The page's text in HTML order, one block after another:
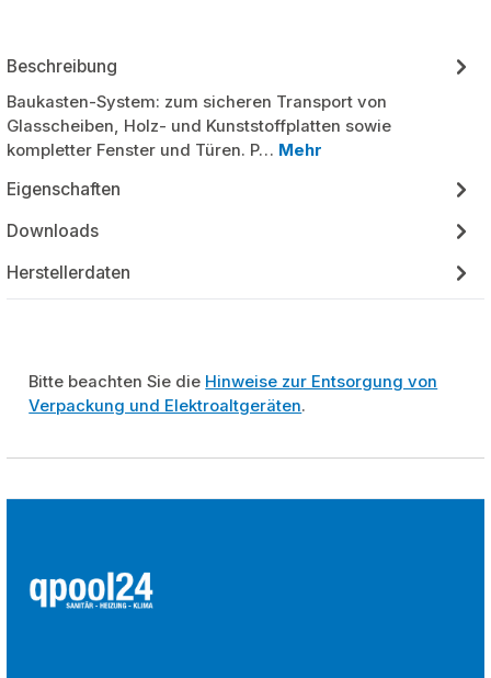
Beschreibung
Baukasten-System: zum sicheren Transport von
Glasscheiben, Holz- und Kunststoffplatten sowie
kompletter Fenster und Türen. P… Mehr
Eigenschaften
Downloads
Herstellerdaten
Bitte beachten Sie die Hinweise zur Entsorgung von
Verpackung und Elektroaltgeräten.